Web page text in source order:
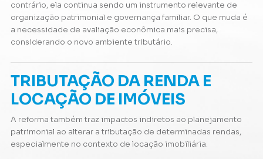
contrário, ela continua sendo um instrumento relevante de
organização patrimonial e governança familiar. O que muda é
a necessidade de avaliação econômica mais precisa,
considerando o novo ambiente tributário.
TRIBUTAÇÃO DA RENDA E
LOCAÇÃO DE IMÓVEIS
A reforma também traz impactos indiretos ao planejamento
patrimonial ao alterar a tributação de determinadas rendas,
especialmente no contexto de locação imobiliária.